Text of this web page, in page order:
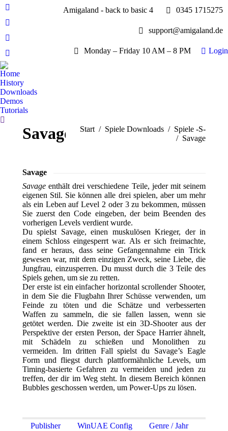
Facebook
page
opens
new
window
YouTube
page
opens
in
new
window
Whatsapp
page
opens
in
new
window
E-
Mail
page
opens
in
new
Amigaland - back to basic 4 0345 1715275
support@amigaland.de
Monday – Friday 10 AM – 8 PM Login
Home
History
Downloads
Demos
Tutorials
Search:
Savage Sie befinden sich hier:
Start Spiele Downloads
Spiele -S-
Savage
Savage
Savage enthält drei verschiedene Teile, jeder mit seinem
eigenen Stil. Sie können alle drei spielen, aber um mehr
als ein Leben auf Level 2 oder 3 zu bekommen, müssen
Sie zuerst den Code eingeben, der beim Beenden des
vorherigen Levels verdient wurde.
Du spielst Savage, einen muskulösen Krieger, der in
einem Schloss eingesperrt war. Als er sich freimachte,
fand er heraus, dass seine Gefangennahme ein Trick
gewesen war, mit dem einzigen Zweck, seine Liebe, die
Jungfrau, einzusperren. Du musst durch die 3 Teile des
Spiels gehen, um sie zu retten.
Der erste ist ein einfacher horizontal scrollender Shooter,
in dem Sie die Flugbahn Ihrer Schüsse verwenden, um
Feinde zu töten und die Schätze und verbesserten
Waffen zu sammeln, die sie fallen lassen, wenn sie
getötet werden. Die zweite ist ein 3D-Shooter aus der
Perspektive der ersten Person, der Space Harrier ähnelt,
mit Schädeln zu schießen und Monolithen zu
vermeiden. Im dritten Fall spielst du Savage’s Eagle
Form und fliegst durch plattformähnliche Levels, um
Timing-basierte Gefahren zu vermeiden und jeden zu
treffen, der dir im Weg steht. In diesem Bereich können
Bubbles geschossen werden, um Power-Ups zu lösen.
Publisher WinUAE Config
Genre / Jahr